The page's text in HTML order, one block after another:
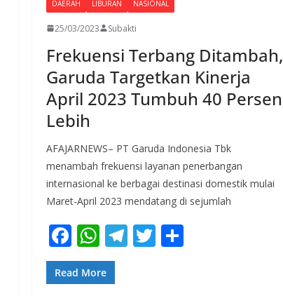
DAERAH LIBURAN NASIONAL
25/03/2023 Subakti
Frekuensi Terbang Ditambah,
Garuda Targetkan Kinerja
April 2023 Tumbuh 40 Persen
Lebih
AFAJARNEWS– PT Garuda Indonesia Tbk
menambah frekuensi layanan penerbangan
internasional ke berbagai destinasi domestik mulai
Maret-April 2023 mendatang di sejumlah
F
ac
e
W
h
at
T T S
Read More